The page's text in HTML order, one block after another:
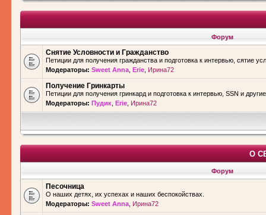
Форум
Снятие Условности и Гражданство
Петиции для получения гражданства и подготовка к интервью, сятие
Модераторы: Sweet Anna Erie Ирина72
Получение Гринкарты
Петиции для получения гринкард и подготовка к интервью, SSN и
Модераторы: Пудик Erie Ирина72
О
Форум
Песочница
О наших детях, их успехах и наших беспокойствах.
Модераторы: Sweet Anna Ирина72